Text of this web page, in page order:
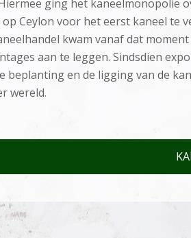
ging het kaneelmonopolie
Ceylon voor het eerst kaneel te
kwam vanaf dat
aan te leggen. Sindsdien
beplanting en de ligging van de
wereld.